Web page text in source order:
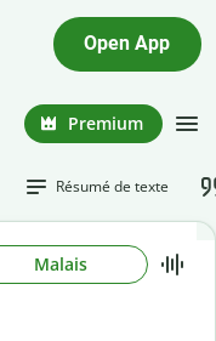
Open App
Premium
Résumé de texte
Malais